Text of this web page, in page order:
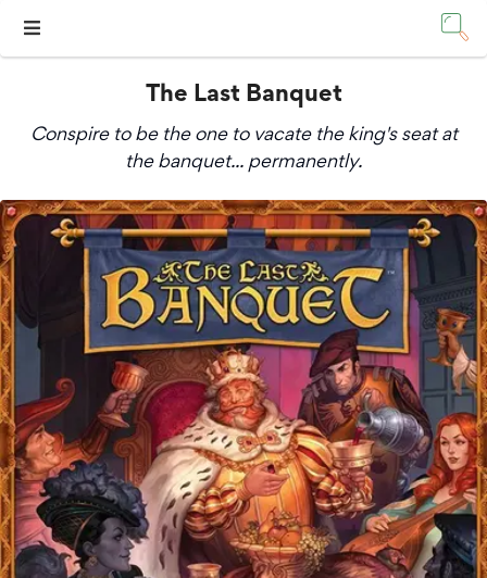
The Last Banquet
Conspire to be the one to vacate the king's seat at
the banquet... permanently.